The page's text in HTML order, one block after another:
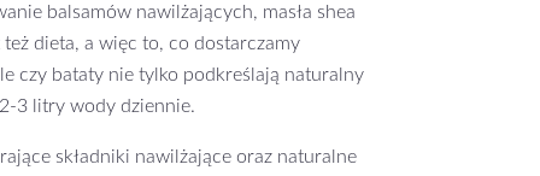
balsamów nawilżających, masła shea
dieta, a więc to, co dostarczamy
czy bataty nie tylko podkreślają naturalny
3 litry wody dziennie.
składniki nawilżające oraz naturalne